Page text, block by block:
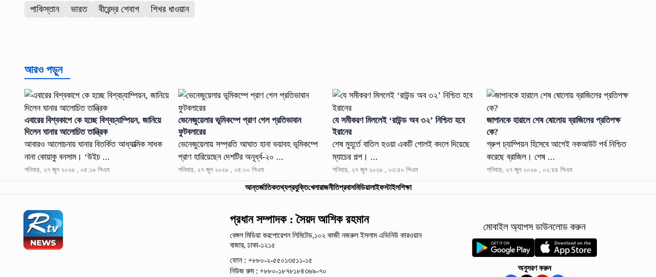
পাকিস্তান ভারত বীরেন্দ্র শেবাগ শিখর ধাওয়ান
আরও পড়ুন
এবারের বিশ্বকাপে কে হচ্ছে বিশ্বচ্যাম্পিয়ন, জানিয়ে
দিলেন ঘানার আলোচিত তান্ত্রিক
আবারও আলোচনায় ঘানার বিতর্কিত আধ্যাত্মিক সাধক
নানা কোয়াকু বনসাম। ‘উইচ ...
শনিবার, ২৭ জুন ২০২৬ , ০৪:১৬ পিএম
ভেনেজুয়েলার ভূমিকম্পে প্রাণ গেল প্রতিভাবান
ফুটবলারের
ভেনেজুয়েলায় সম্প্রতি আঘাত হানা ভয়াবহ ভূমিকম্পে
প্রাণ হারিয়েছেন দেশটির অনূর্ধ্ব-২০ ...
শনিবার, ২৭ জুন ২০২৬ , ০৪:০০ পিএম
যে সমীকরণ মিললেই ‘রাউন্ড অব ৩২’ নিশ্চিত হবে
ইরানের
শেষ মুহূর্তে বাতিল হওয়া একটি গোলই বদলে দিয়েছে
ম্যাচের গল্প। ...
শনিবার, ২৭ জুন ২০২৬ , ০৩:৫০ পিএম
জাপানকে হারালে শেষ ষোলোয় ব্রাজিলের প্রতিপক্ষ
কে?
গ্রুপ চ্যাম্পিয়ন হিসেবে আগেই নকআউট পর্ব নিশ্চিত
করেছে ব্রাজিল। শেষ ...
শনিবার, ২৭ জুন ২০২৬ , ০২:৪৪ পিএম
আন্তর্জাতিকতথ্যপ্রযুক্তিখেলারাজনীতিপ্রবাসমিডিয়ালাইফস্টাইলশিক্ষা
প্রধান সম্পাদক : সৈয়দ আশিক রহমান
বেঙ্গল মিডিয়া করপোরেশন লিমিটেড,১০২ কাজী নজরুল ইসলামএভিনিউ কারওয়ান
বাজার, ঢাকা-১২১৫
ফোন : +৮৮০-২-৫৫০১৩৫১১-১৫
নিউজ রুম : +৮৮০-১৮৭৮১৮৪৩৬৯-৭০
মোবাইল অ্যাপস ডাউনলোড করুন
অনুসরণ করুন